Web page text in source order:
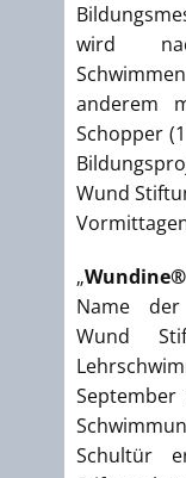
wird
anderem
Schopper
Wund
„
Name
Wund
Schultür